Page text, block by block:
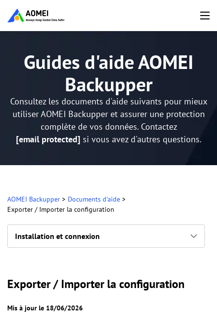
Guides d'aide AOMEI
Backupper
Consultez les documents d'aide suivants pour mieux
utiliser AOMEI Backupper et assurer une protection
complète de vos données. Contactez
[email protected] si vous avez d'autres questions.
AOMEI Backupper > Documents d'aide >
Exporter / Importer la configuration
Installation et connexion
Exporter / Importer la configuration
Mis à jour le 18/06/2026